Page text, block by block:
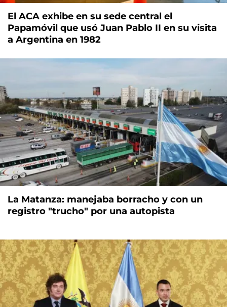
El ACA exhibe en su sede central el
Papamóvil que usó Juan Pablo II en su visita
a Argentina en 1982
La Matanza: manejaba borracho y con un
registro "trucho" por una autopista